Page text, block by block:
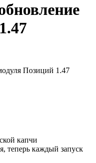
Позиций 1.47
капчи
теперь каждый запуск